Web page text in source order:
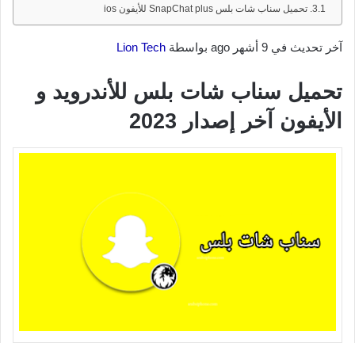
تحميل سناب شات بلس SnapChat plus للأيفون ios
آخر تحديث في 9 أشهر ago بواسطة Lion Tech
تحميل سناب شات بلس للأندرويد و
الأيفون آخر إصدار 2023